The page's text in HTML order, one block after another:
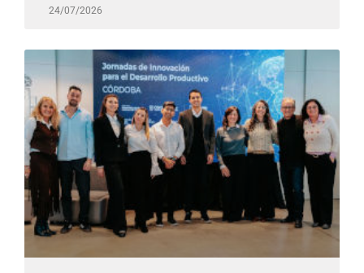
24/07/2026